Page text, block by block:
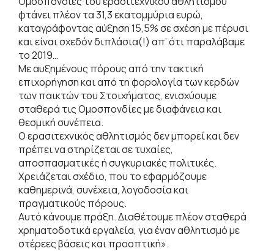
φτάνει πλέον τα 31,3 εκατομμύρια ευρώ,
καταγράφοντας αύξηση 15,5% σε σχέση με πέρυσι
και είναι σχεδόν διπλάσια(!) απ’ ότι παραλάβαμε
το 2019…
Με αυξημένους πόρους από την τακτική
επιχορήγηση και από τη φορολογία των κερδών
των παικτών του Στοιχήματος, ενισχύουμε
σταθερά τις Ομοσπονδίες με διαφάνεια και
θεσμική συνέπεια.
Ο ερασιτεχνικός αθλητισμός δεν μπορεί και δεν
πρέπει να στηρίζεται σε τυχαίες,
αποσπασματικές ή συγκυριακές πολιτικές.
Χρειάζεται σχέδιο, που το εφαρμόζουμε
καθημερινά, συνέχεια, λογοδοσία και
πραγματικούς πόρους.
Αυτό κάνουμε πράξη. Διαθέτουμε πλέον σταθερά
χρηματοδοτικά εργαλεία, για έναν αθλητισμό με
στέρεες βάσεις και προοπτική».